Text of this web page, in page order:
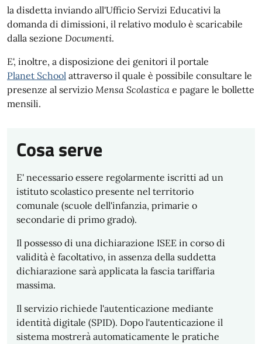
la disdetta inviando all'Ufficio Servizi Educativi la
domanda di dimissioni, il relativo modulo è scaricabile
dalla sezione Documenti.
E', inoltre, a disposizione dei genitori il portale
Planet School attraverso il quale è possibile consultare le
presenze al servizio Mensa Scolastica e pagare le bollette
mensili.
Cosa serve
E' necessario essere regolarmente iscritti ad un
istituto scolastico presente nel territorio
comunale (scuole dell'infanzia, primarie o
secondarie di primo grado).
Il possesso di una dichiarazione ISEE in corso di
validità è facoltativo, in assenza della suddetta
dichiarazione sarà applicata la fascia tariffaria
massima.
Il servizio richiede l'autenticazione mediante
identità digitale (SPID). Dopo l'autenticazione il
sistema mostrerà automaticamente le pratiche